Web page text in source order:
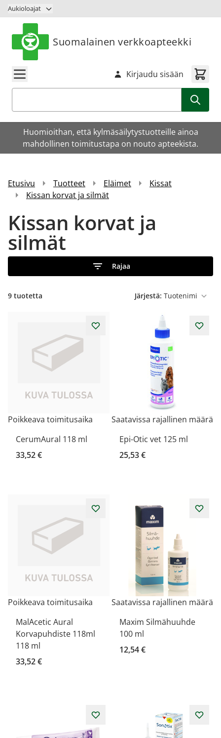
Siirry sisältöön
Aukioloajat
Suomalainen verkkoapteekki
Kirjaudu sisään
Huomioithan, että kylmäsäilytystuotteille ainoa
mahdollinen toimitustapa on nouto apteekista.
Etusivu Tuotteet Eläimet
Kissat
Kissan korvat ja silmät
Kissan korvat ja
silmät
Rajaa
9 tuotetta Järjestä:
Poikkeava toimitusaika
CerumAural 118 ml
33,52 €
Saatavissa rajallinen määrä
Epi-Otic vet 125 ml
25,53 €
Poikkeava toimitusaika
MalAcetic Aural
Korvapuhdiste 118ml
118 ml
33,52 €
Saatavissa rajallinen määrä
Maxim Silmähuuhde
100 ml
12,54 €